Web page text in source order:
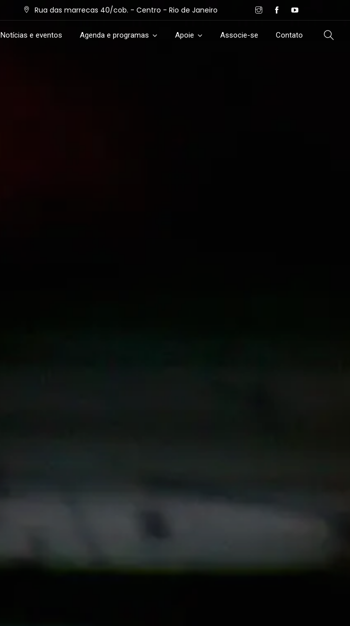
Rua das marrecas 40/cob. - Centro - Rio de Janeiro
Notícias e eventos Agenda e programas Apoie Associe-se Contato